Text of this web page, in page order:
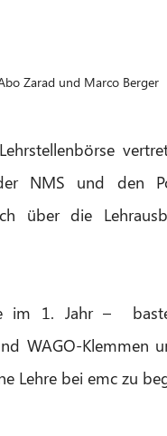
Zarad und Marco Berger
NMS und den
über die
im 1. Jahr –
WAGO-Klemmen
Lehre bei emc zu